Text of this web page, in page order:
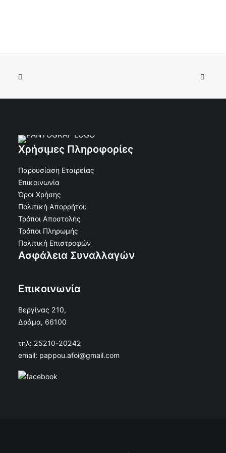
Χρήσιμες Πληροφορίες
Παρουσίαση Εταιρείας
Επικοινωνία
Όροι Χρήσης
Πολιτική Απορρήτου
Τρόποι Αποστολής
Τρόποι Πληρωμής
Πολιτική Επιστροφών
Ασφάλεια Συναλλαγών
Επικοινωνία
Βεργίνας 210,
Δράμα, 66100
τηλ: 25210-20242
email: pappou.afoi@gmail.com